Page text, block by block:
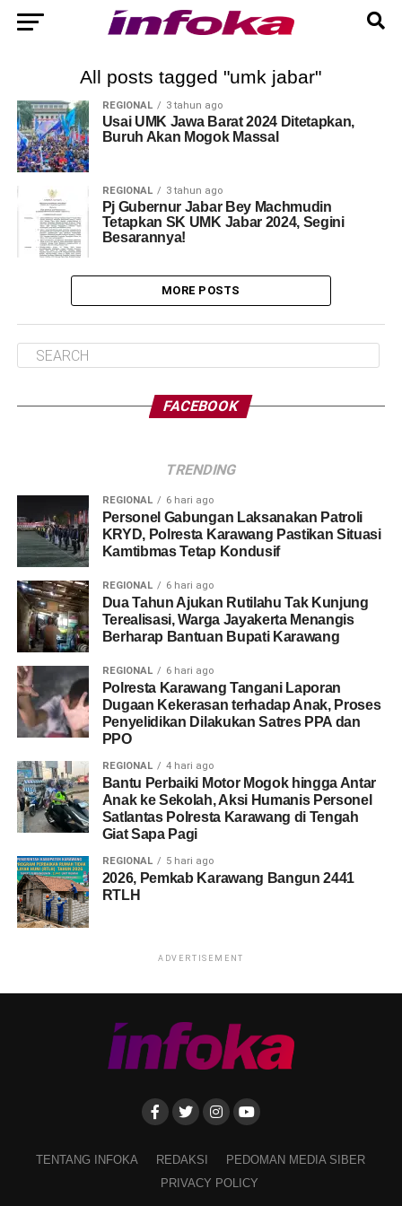
All posts tagged "umk jabar"
REGIONAL 3 tahun ago
Usai UMK Jawa Barat 2024 Ditetapkan,
Buruh Akan Mogok Massal
REGIONAL 3 tahun ago
Pj Gubernur Jabar Bey Machmudin
Tetapkan SK UMK Jabar 2024, Segini
Besarannya!
MORE POSTS
FACEBOOK
TRENDING
REGIONAL 6 hari ago
Personel Gabungan Laksanakan Patroli
KRYD, Polresta Karawang Pastikan Situasi
Kamtibmas Tetap Kondusif
REGIONAL 6 hari ago
Dua Tahun Ajukan Rutilahu Tak Kunjung
Terealisasi, Warga Jayakerta Menangis
Berharap Bantuan Bupati Karawang
REGIONAL 6 hari ago
Polresta Karawang Tangani Laporan
Dugaan Kekerasan terhadap Anak, Proses
Penyelidikan Dilakukan Satres PPA dan
PPO
REGIONAL 4 hari ago
Bantu Perbaiki Motor Mogok hingga Antar
Anak ke Sekolah, Aksi Humanis Personel
Satlantas Polresta Karawang di Tengah
Giat Sapa Pagi
REGIONAL 5 hari ago
2026, Pemkab Karawang Bangun 2441
RTLH
ADVERTISEMENT
TENTANG INFOKA REDAKSI
PEDOMAN MEDIA SIBER
PRIVACY POLICY